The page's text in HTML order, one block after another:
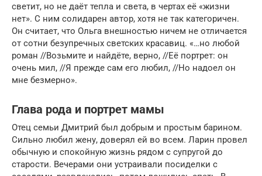
светит, но не даёт тепла и света, в чертах её «жизни
нет». С ним солидарен автор, хотя не так категоричен.
Он считает, что Ольга внешностью ничем не отличается
от сотни безупречных светских красавиц. «…но любой
роман //Возьмите и найдёте, верно, //Её портрет: он
очень мил, //Я прежде сам его любил, //Но надоел он
мне безмерно».
Глава рода и портрет мамы
Отец семьи Дмитрий был добрым и простым барином.
Сильно любил жену, доверял ей во всем. Ларин провел
обычную и спокойную жизнь рядом с супругой до
старости. Вечерами они устраивали посиделки с